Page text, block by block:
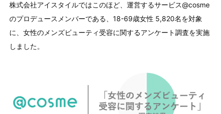
株式会社アイスタイルではこのほど、運営するサービス@cosme
のプロデュースメンバーである、18-69歳女性 5,820名を対象
に、女性のメンズビューティ受容に関するアンケート調査を実施
しました。